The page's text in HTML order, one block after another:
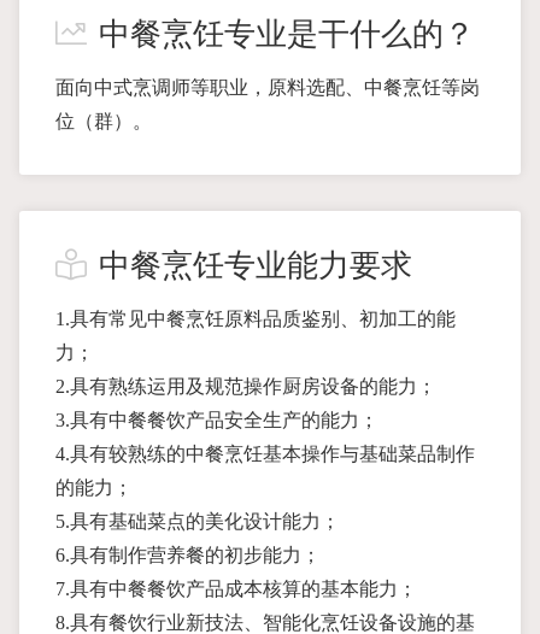
中餐烹饪专业是干什么的？
面向中式烹调师等职业，原料选配、中餐烹饪等岗
位（群）。
中餐烹饪专业能力要求
1.具有常见中餐烹饪原料品质鉴别、初加工的能
力；
2.具有熟练运用及规范操作厨房设备的能力；
3.具有中餐餐饮产品安全生产的能力；
4.具有较熟练的中餐烹饪基本操作与基础菜品制作
的能力；
5.具有基础菜点的美化设计能力；
6.具有制作营养餐的初步能力；
7.具有中餐餐饮产品成本核算的基本能力；
8.具有餐饮行业新技法、智能化烹饪设备设施的基